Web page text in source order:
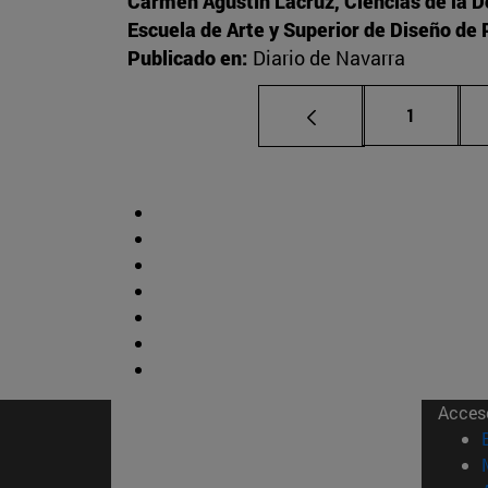
Escuela de Arte y Superior de Diseño de
Publicado en: Diario de Navarra
Página
1